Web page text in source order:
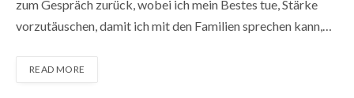
zum Gespräch zurück, wobei ich mein Bestes tue, Stärke
vorzutäuschen, damit ich mit den Familien sprechen kann,…
READ MORE